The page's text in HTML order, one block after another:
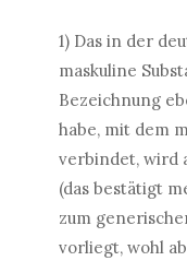
1) Das in der
maskuline
Bezeichnung
habe, mit dem
verbindet, wird
(das bestätigt
zum
vorliegt, wohl